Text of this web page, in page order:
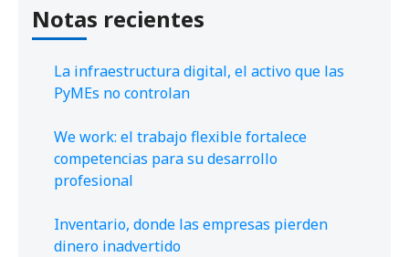
Notas recientes
La infraestructura digital, el activo que las
PyMEs no controlan
We work: el trabajo flexible fortalece
competencias para su desarrollo
profesional
Inventario, donde las empresas pierden
dinero inadvertido